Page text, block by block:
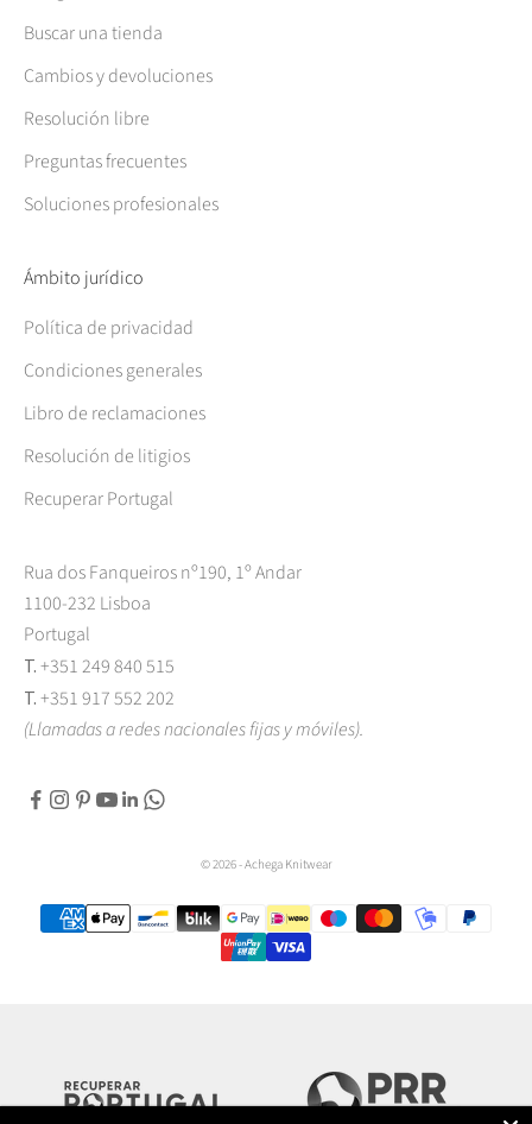
Buscar una tienda
Cambios y devoluciones
Resolución libre
Preguntas frecuentes
Soluciones profesionales
Ámbito jurídico
Política de privacidad
Condiciones generales
Libro de reclamaciones
Resolución de litigios
Recuperar Portugal
Rua dos Fanqueiros nº190, 1º Andar
1100-232 Lisboa
Portugal
T. +351 249 840 515
T. +351 917 552 202
(Llamadas a redes nacionales fijas y móviles).
© 2026 - Achega Knitwear